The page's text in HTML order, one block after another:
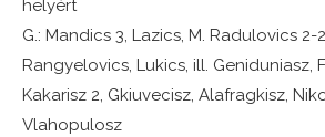
helyért
G.: Mandics 3, Lazics, M. Radulovics 2-
Rangyelovics, Lukics, ill. Geniduniasz,
Kakarisz 2, Gkiuvecisz, Alafragkisz,
Vlahopulosz